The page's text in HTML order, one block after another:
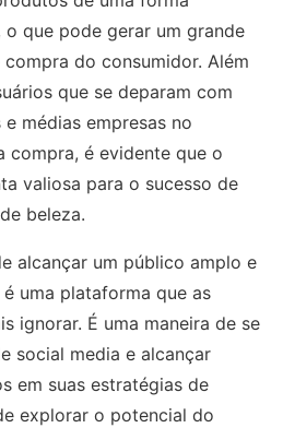
que pode gerar um grande
do consumidor. Além
que se deparam com
médias empresas no
compra, é evidente que o
valiosa para o sucesso de
beleza.
alcançar um público amplo e
uma plataforma que as
ignorar. É uma maneira de se
social media e alcançar
em suas estratégias de
explorar o potencial do